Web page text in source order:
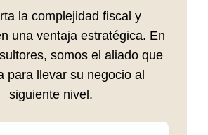
la complejidad fiscal y
una ventaja estratégica. En
somos el aliado que
para llevar su negocio al
siguiente nivel.